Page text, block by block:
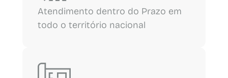
Atendimento dentro do Prazo em
todo o território nacional